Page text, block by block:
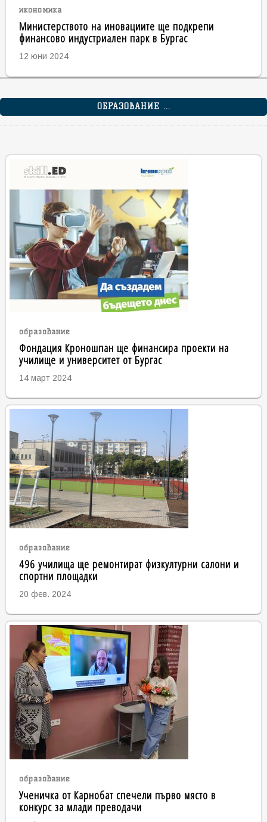
икономика
Министерството на иновациите ще подкрепи
финансово индустриален парк в Бургас
12 юни 2024
ОБРАЗОВАНИЕ ...
образование
Фондация Кроношпан ще финансира проекти на
училище и университет от Бургас
14 март 2024
образование
496 училища ще ремонтират физкултурни салони и
спортни площадки
20 фев. 2024
образование
Ученичка от Карнобат спечели първо място в
конкурс за млади преводачи